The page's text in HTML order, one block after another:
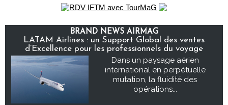
BRAND NEWS AIRMAG
LATAM Airlines : un Support Global des ventes
d’Excellence pour les professionnels du voyage
Dans un paysage aérien
international en perpétuelle
mutation, la fluidité des
opérations...